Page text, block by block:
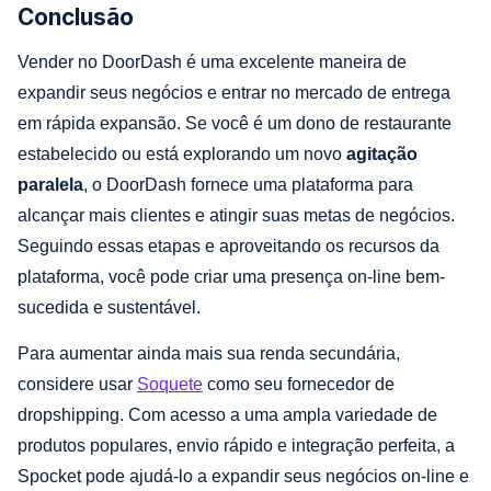
Conclusão
Vender no DoorDash é uma excelente maneira de
expandir seus negócios e entrar no mercado de entrega
em rápida expansão. Se você é um dono de restaurante
estabelecido ou está explorando um novo agitação
paralela, o DoorDash fornece uma plataforma para
alcançar mais clientes e atingir suas metas de negócios.
Seguindo essas etapas e aproveitando os recursos da
plataforma, você pode criar uma presença on-line bem-
sucedida e sustentável.
Para aumentar ainda mais sua renda secundária,
considere usar Soquete como seu fornecedor de
dropshipping. Com acesso a uma ampla variedade de
produtos populares, envio rápido e integração perfeita, a
Spocket pode ajudá-lo a expandir seus negócios on-line e